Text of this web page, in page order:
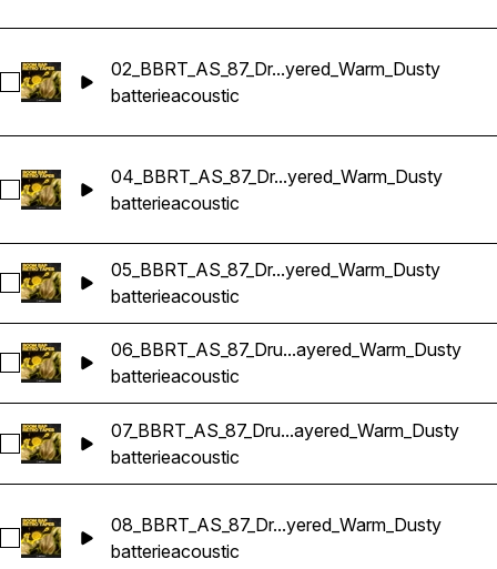
Sélectionnez
02_BBRT_AS_87_Dr...yered_Warm_Dusty
batterieacoustic
Sélectionnez
04_BBRT_AS_87_Dr...yered_Warm_Dusty
batterieacoustic
Sélectionnez
05_BBRT_AS_87_Dr...yered_Warm_Dusty
batterieacoustic
Sélectionnez
06_BBRT_AS_87_Dru...ayered_Warm_Dusty
batterieacoustic
Sélectionnez
07_BBRT_AS_87_Dru...ayered_Warm_Dusty
batterieacoustic
Sélectionnez
08_BBRT_AS_87_Dr...yered_Warm_Dusty
batterieacoustic